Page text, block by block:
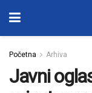
Početna Arhiva
Javni